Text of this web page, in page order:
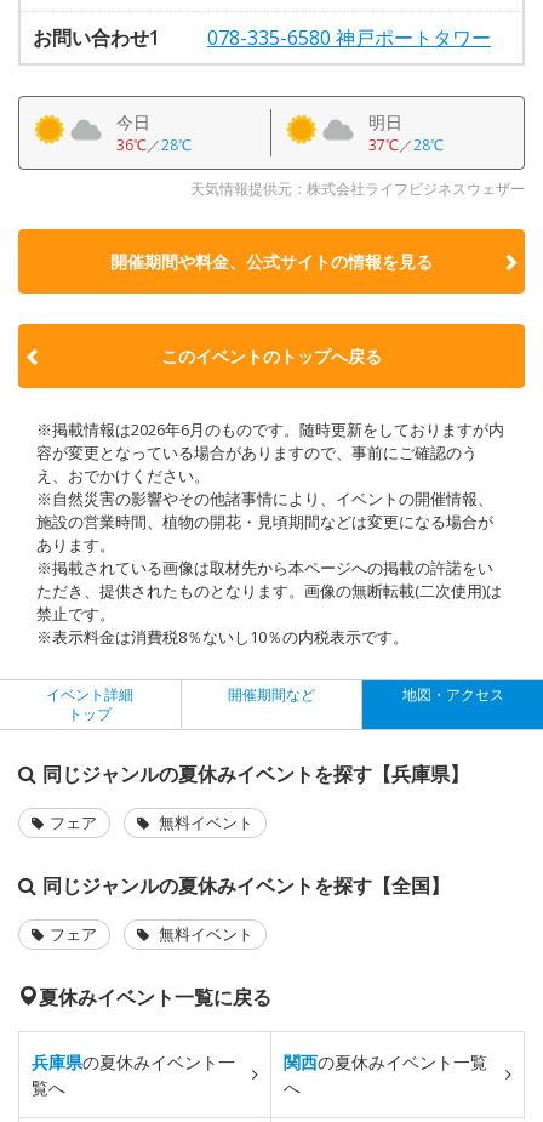
お問い合わせ1
078-335-6580 神戸ポートタワー
今日
36℃／28℃
明日
37℃／28℃
天気情報提供元：株式会社ライフビジネスウェザー
開催期間や料金、公式サイトの情報を見る
このイベントのトップへ戻る
※掲載情報は2026年6月のものです。随時更新をしておりますが内
容が変更となっている場合がありますので、事前にご確認のう
え、おでかけください。
※自然災害の影響やその他諸事情により、イベントの開催情報、
施設の営業時間、植物の開花・見頃期間などは変更になる場合が
あります。
※掲載されている画像は取材先から本ページへの掲載の許諾をい
ただき、提供されたものとなります。画像の無断転載(二次使用)は
禁止です。
※表示料金は消費税8％ないし10％の内税表示です。
イベント詳細
トップ
開催期間など 地図・アクセス
同じジャンルの夏休みイベントを探す【兵庫県】
フェア 無料イベント
同じジャンルの夏休みイベントを探す【全国】
フェア 無料イベント
夏休みイベント一覧に戻る
兵庫県の夏休みイベント一
覧へ
関西の夏休みイベント一覧
へ